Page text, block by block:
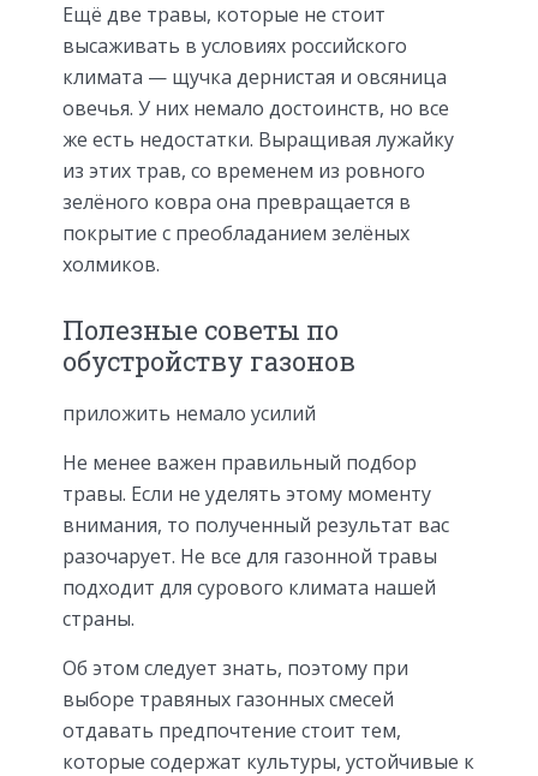
Ещё две травы, которые не стоит
высаживать в условиях российского
климата — щучка дернистая и овсяница
овечья. У них немало достоинств, но все
же есть недостатки. Выращивая лужайку
из этих трав, со временем из ровного
зелёного ковра она превращается в
покрытие с преобладанием зелёных
холмиков.
Полезные советы по
обустройству газонов
приложить немало усилий
Не менее важен правильный подбор
травы. Если не уделять этому моменту
внимания, то полученный результат вас
разочарует. Не все для газонной травы
подходит для сурового климата нашей
страны.
Об этом следует знать, поэтому при
выборе травяных газонных смесей
отдавать предпочтение стоит тем,
которые содержат культуры, устойчивые к